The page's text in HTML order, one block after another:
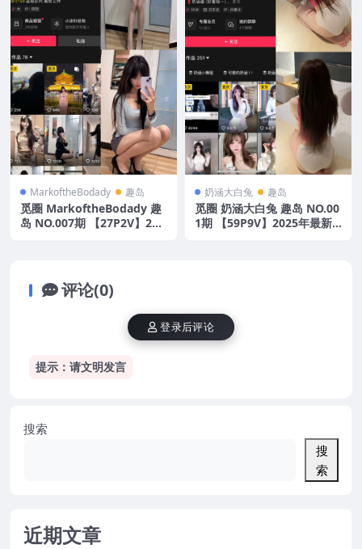
MarkoftheBodady 趣岛
觅圈 MarkoftheBodady 趣
岛 NO.007期 【27P2V】202
奶涵大白兔 趣岛
觅圈 奶涵大白兔 趣岛 NO.00
1期 【59P9V】2025年最新
评论(0)
提示：请文明发言
登录后评论
搜索
搜
索
近期文章